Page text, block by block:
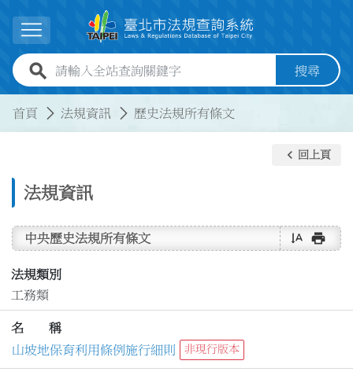
展開選單
全站查詢關鍵字欄位 搜尋
首頁 法規資訊 歷史法規所有條文
法規資訊
keyboard_arrow_left 回上頁
中央歷史法規所有條文 text_rotate_vertical print
法規類別
工務類
名 稱
山坡地保育利用條例施行細則
非現行版本